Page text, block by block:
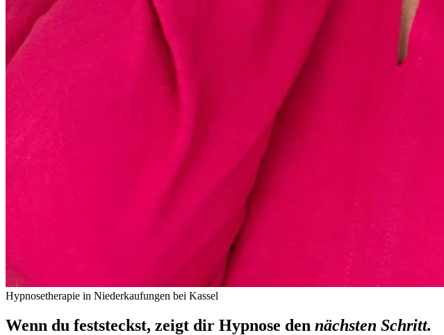
Hypnosetherapie in Niederkaufungen bei Kassel
Wenn du feststeckst, zeigt dir Hypnose den nächsten Schritt.